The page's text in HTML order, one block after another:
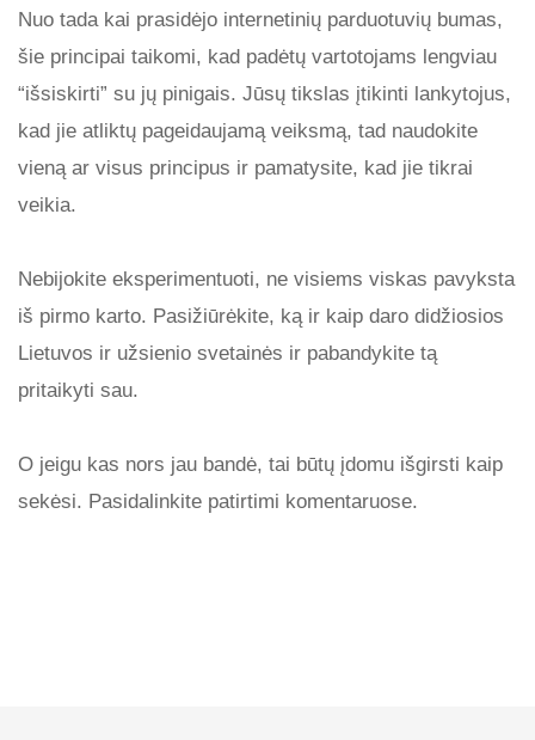
Nuo tada kai prasidėjo internetinių parduotuvių bumas,
šie principai taikomi, kad padėtų vartotojams lengviau
“išsiskirti” su jų pinigais. Jūsų tikslas įtikinti lankytojus,
kad jie atliktų pageidaujamą veiksmą, tad naudokite
vieną ar visus principus ir pamatysite, kad jie tikrai
veikia.
Nebijokite eksperimentuoti, ne visiems viskas pavyksta
iš pirmo karto. Pasižiūrėkite, ką ir kaip daro didžiosios
Lietuvos ir užsienio svetainės ir pabandykite tą
pritaikyti sau.
O jeigu kas nors jau bandė, tai būtų įdomu išgirsti kaip
sekėsi. Pasidalinkite patirtimi komentaruose.